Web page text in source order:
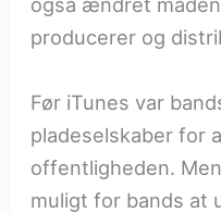
også ændret
producerer og
Før iTunes var
pladeselskaber for
offentligheden.
muligt for bands at